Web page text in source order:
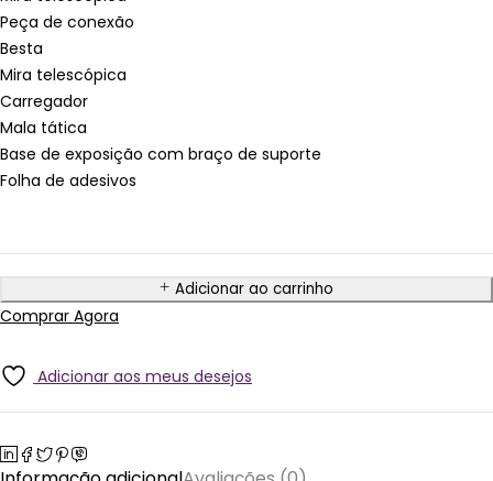
Peça de conexão
Besta
Mira telescópica
Carregador
Mala tática
Base de exposição com braço de suporte
Folha de adesivos
Adicionar ao carrinho
Comprar Agora
Adicionar aos meus desejos